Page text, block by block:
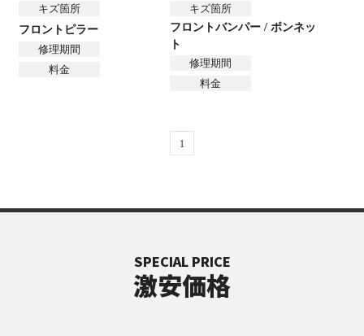
キズ箇所
フロントピラー
修理期間
料金
キズ箇所
フロントバンパー / ボンネッ
ト
修理期間
料金
1
SPECIAL PRICE
激安価格